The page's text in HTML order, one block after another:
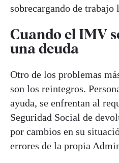
sobrecargando de trabajo
Cuando el IMV
una deuda
Otro de los problemas
son los reintegros.
ayuda, se enfrentan al
Seguridad Social de
por cambios en su
errores de la propia